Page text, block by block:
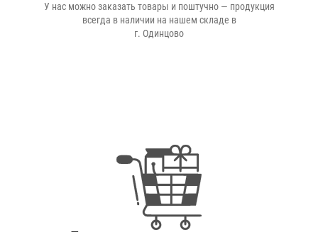
У нас можно заказать товары и поштучно — продукция
всегда в наличии на нашем складе в
г. Одинцово